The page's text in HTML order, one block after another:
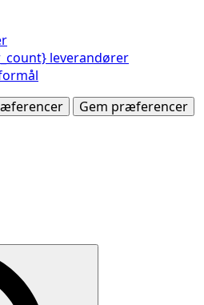
leverandører
Gem præferencer
Search